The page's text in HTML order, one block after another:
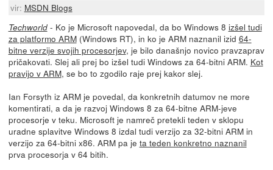
vir: MSDN Blogs
Techworld- Ko je Microsoft napovedal, da bo Windows 8 izšel tudi
za platformo ARM(Windows RT), in ko je ARM naznanil izid 64-
bitne verzije svojih procesorjev, je bilo današnjo novico pravzaprav
pričakovati. Slej ali prej bo izšel tudi Windows za 64-bitni ARM. Kot
pravijo v ARM, se bo to zgodilo raje prej kakor slej.
Ian Forsyth iz ARM je povedal, da konkretnih datumov ne more
komentirati, a da je razvoj Windows 8 za 64-bitne ARM-jeve
procesorje v teku. Microsoft je namreč pretekli teden v sklopu
uradne splavitve Windows 8 izdal tudi verzijo za 32-bitni ARM in
verzijo za 64-bitni x86. ARM pa je ta teden konkretno naznanil
prva procesorja v 64 bitih.